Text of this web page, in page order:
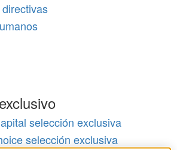
selección exclusiva
selección exclusiva